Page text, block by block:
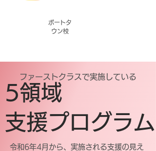
ポートタ
ウン校
​5領域
支援プログラム
​ファーストクラスで実施している
令和6年4月から、実施される支援の見え